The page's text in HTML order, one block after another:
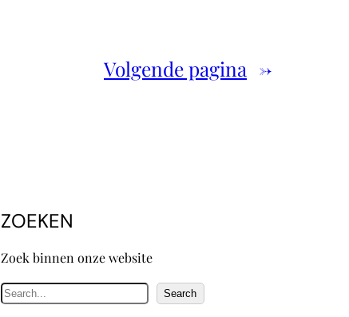
Volgende pagina →
ZOEKEN
Zoek binnen onze website
Z
Search